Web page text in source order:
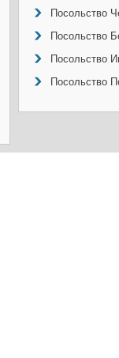
Посольство
Посольство
Посольство
Посольство